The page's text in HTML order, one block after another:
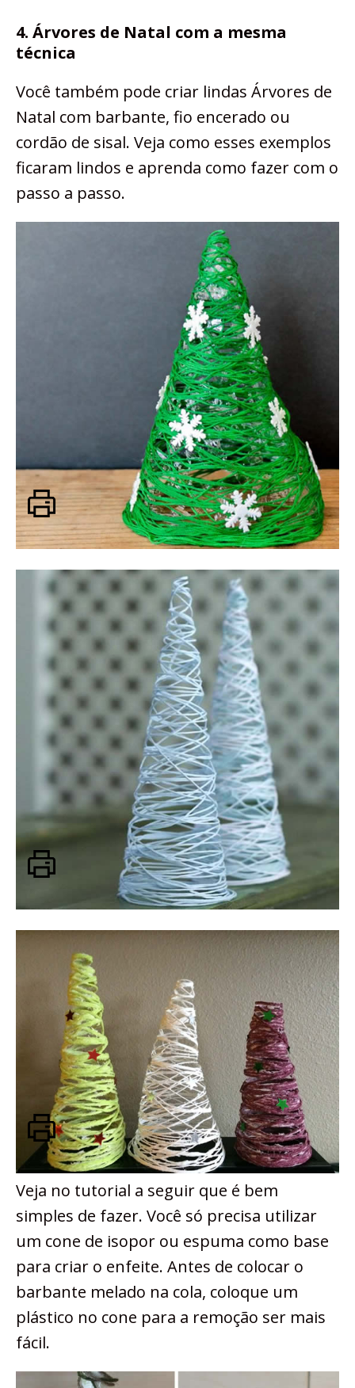
4. Árvores de Natal com a mesma
técnica
Você também pode criar lindas Árvores de
Natal com barbante, fio encerado ou
cordão de sisal. Veja como esses exemplos
ficaram lindos e aprenda como fazer com o
passo a passo.
Veja no tutorial a seguir que é bem
simples de fazer. Você só precisa utilizar
um cone de isopor ou espuma como base
para criar o enfeite. Antes de colocar o
barbante melado na cola, coloque um
plástico no cone para a remoção ser mais
fácil.